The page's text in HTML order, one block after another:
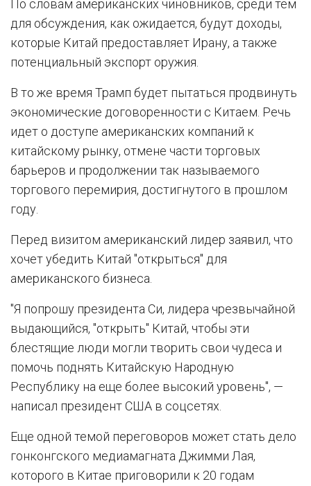
По словам американских чиновников, среди тем
для обсуждения, как ожидается, будут доходы,
которые Китай предоставляет Ирану, а также
потенциальный экспорт оружия.
В то же время Трамп будет пытаться продвинуть
экономические договоренности с Китаем. Речь
идет о доступе американских компаний к
китайскому рынку, отмене части торговых
барьеров и продолжении так называемого
торгового перемирия, достигнутого в прошлом
году.
Перед визитом американский лидер заявил, что
хочет убедить Китай "открыться" для
американского бизнеса.
"Я попрошу президента Си, лидера чрезвычайной
выдающийся, "открыть" Китай, чтобы эти
блестящие люди могли творить свои чудеса и
помочь поднять Китайскую Народную
Республику на еще более высокий уровень", —
написал президент США в соцсетях.
Еще одной темой переговоров может стать дело
гонконгского медиамагната Джимми Лая,
которого в Китае приговорили к 20 годам